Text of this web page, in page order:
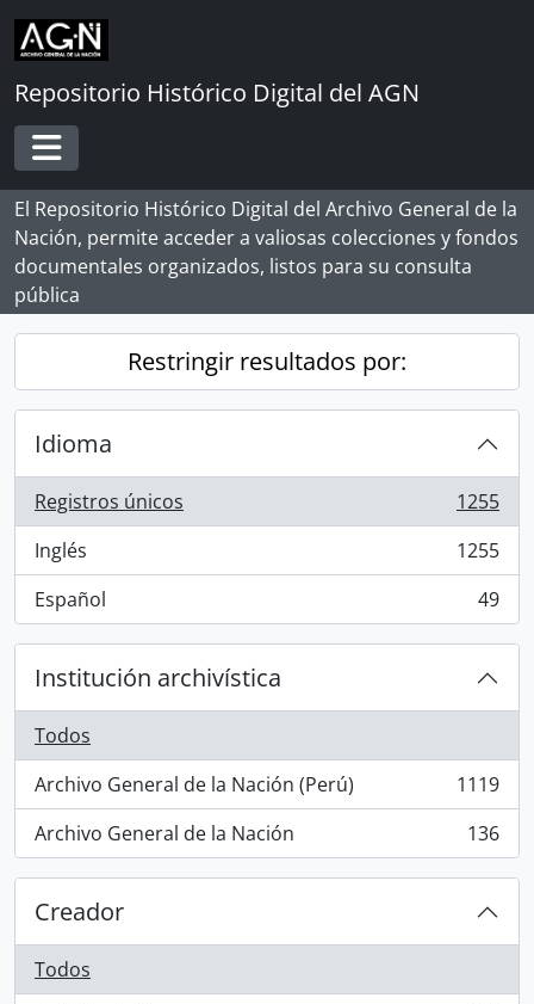
Skip to main content
Repositorio Histórico Digital del AGN
Toggle navigation
El Repositorio Histórico Digital del Archivo General de la
Nación, permite acceder a valiosas colecciones y fondos
documentales organizados, listos para su consulta
pública
Restringir resultados por:
Idioma
Registros únicos
, 1255 resultados
1255
Inglés
, 1255 resultados
1255
Español
, 49 resultados 49
Institución archivística
Todos
Archivo General de la Nación (Perú)
, 1119 resultados
1119
Archivo General de la Nación
, 136 resultados 136
Creador
Todos